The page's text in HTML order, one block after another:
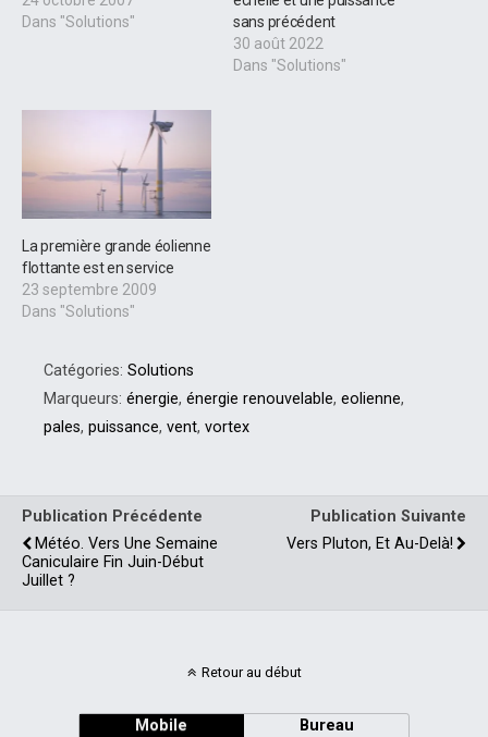
Dans "Solutions"
sans précédent
30 août 2022
Dans "Solutions"
La première grande éolienne
flottante est en service
23 septembre 2009
Dans "Solutions"
Catégories: Solutions
Marqueurs: énergie, énergie renouvelable, eolienne,
pales, puissance, vent, vortex
Publication Précédente
Météo. Vers Une Semaine
Caniculaire Fin Juin-Début
Juillet ?
Publication Suivante
Vers Pluton, Et Au-Delà!
Retour au début
Mobile Bureau